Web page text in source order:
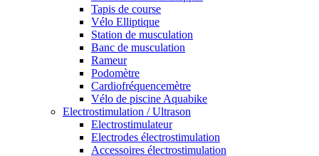
Tapis de course
Vélo Elliptique
Station de musculation
Banc de musculation
Rameur
Podomètre
Cardiofréquencemètre
Vélo de piscine Aquabike
Electrostimulation / Ultrason
Electrostimulateur
Electrodes électrostimulation
Accessoires électrostimulation